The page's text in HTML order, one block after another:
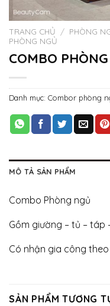
TRANG CHỦ / PHÒNG
PHÒNG NGỦ
COMBO
Danh mục: Combor phòng
MÔ TẢ SẢN PHẨM
Combo Phòng ngủ
Gồm giường – tủ – táp
Có nhận gia công
SẢN PHẨM TƯƠNG